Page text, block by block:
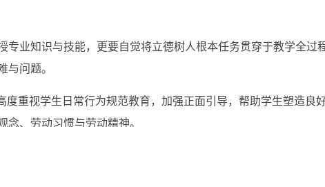
业知识与技能，更要自觉将立德树人根本任务贯穿于教学全过
与问题。
重视学生日常行为规范教育，加强正面引导，帮助学生塑造良
、劳动习惯与劳动精神。